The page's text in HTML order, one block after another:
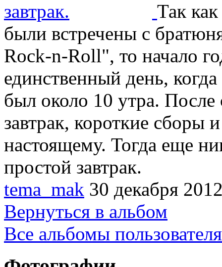
Так
были встречены с
Rock-n-Roll", то начало
единственный день,
был около 10 утра. После
завтрак, короткие сборы
настоящему. Тогда еще
простой завтрак.
tema_mak 30 декабря
Вернуться в альбом
Все альбомы пользователя